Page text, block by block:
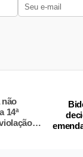
não
14ª